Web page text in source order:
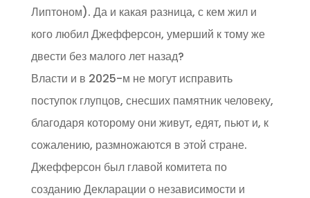
Липтоном). Да и какая разница, с кем жил и
кого любил Джефферсон, умерший к тому же
двести без малого лет назад?
Власти и в 2025-м не могут исправить
поступок глупцов, снесших памятник человеку,
благодаря которому они живут, едят, пьют и, к
сожалению, размножаются в этой стране.
Джефферсон был главой комитета по
созданию Декларации о независимости и